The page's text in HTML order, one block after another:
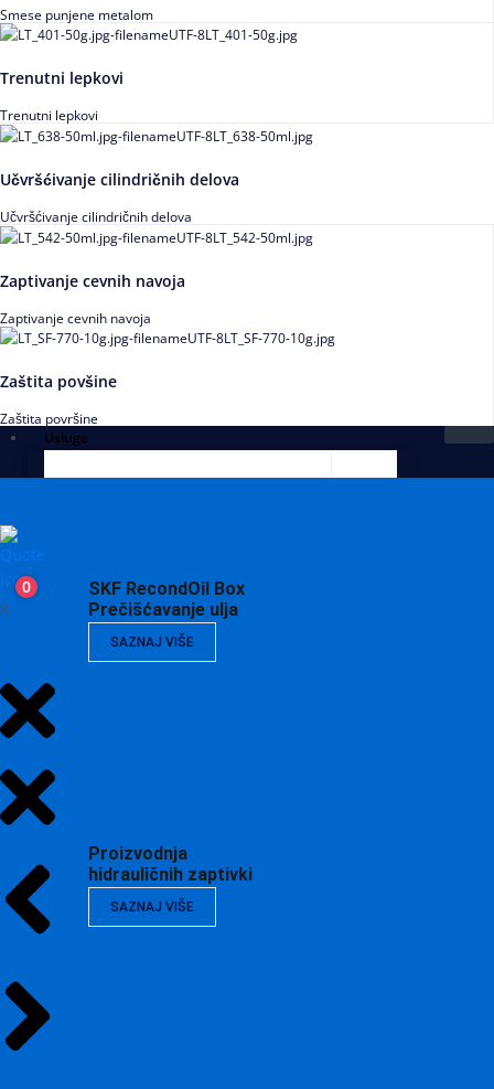
Smese punjene metalom
Trenutni lepkovi
Trenutni lepkovi
Učvršćivanje cilindričnih delova
Učvršćivanje cilindričnih delova
Zaptivanje cevnih navoja
Zaptivanje cevnih navoja
Zaštita povšine
Zaštita površine
Usluge
SKF RecondOil Box
Prečišćavanje ulja
SAZNAJ VIŠE
Proizvodnja
hidrauličnih zaptivki
SAZNAJ VIŠE
0
X